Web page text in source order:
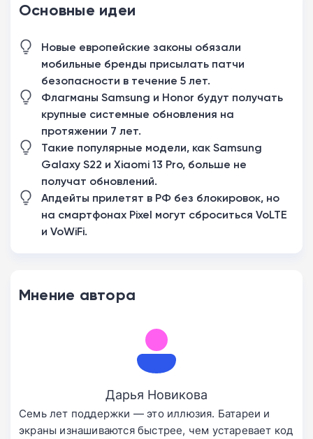
Основные идеи
Новые европейские законы обязали
мобильные бренды присылать патчи
безопасности в течение 5 лет.
Флагманы Samsung и Honor будут получать
крупные системные обновления на
протяжении 7 лет.
Такие популярные модели, как Samsung
Galaxy S22 и Xiaomi 13 Pro, больше не
получат обновлений.
Апдейты прилетят в РФ без блокировок, но
на смартфонах Pixel могут сброситься VoLTE
и VoWiFi.
Мнение автора
Дарья Новикова
Семь лет поддержки — это иллюзия. Батареи и
экраны изнашиваются быстрее, чем устаревает код